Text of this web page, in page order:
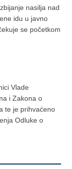
nasilja nad
idu u javno
se početkom
Vlade
i Zakona o
te je prihvaćeno
Odluke o